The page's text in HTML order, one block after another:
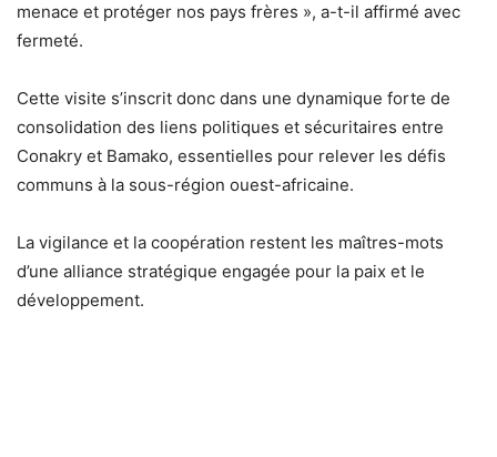
menace et protéger nos pays frères », a-t-il affirmé avec
fermeté.
Cette visite s’inscrit donc dans une dynamique forte de
consolidation des liens politiques et sécuritaires entre
Conakry et Bamako, essentielles pour relever les défis
communs à la sous-région ouest-africaine.
La vigilance et la coopération restent les maîtres-mots
d’une alliance stratégique engagée pour la paix et le
développement.